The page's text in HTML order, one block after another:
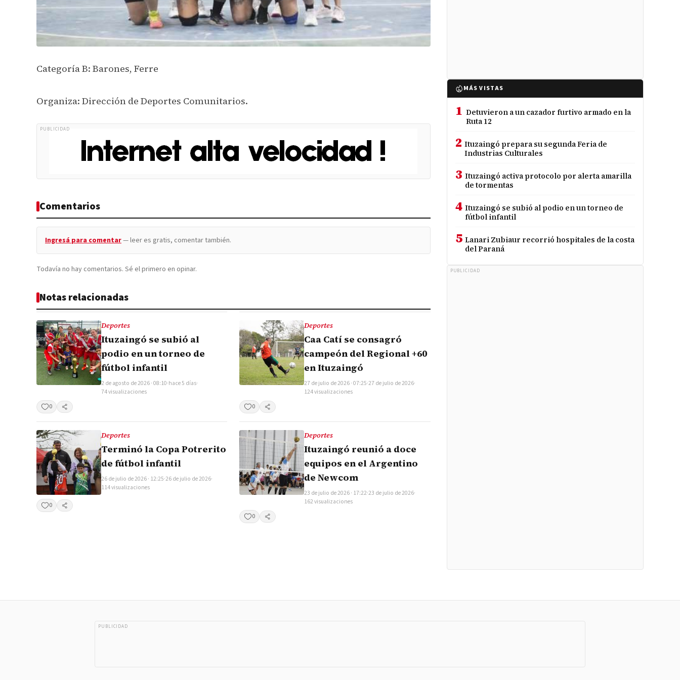
Categoría B: Barones, Ferre
Organiza: Dirección de Deportes Comunitarios.
PUBLICIDAD
Comentarios
Ingresá para comentar— leer es gratis, comentar también.
Todavía no hay comentarios. Sé el primero en opinar.
Notas relacionadas
Deportes
Ituzaingó se subió al
podio en un torneo de
fútbol infantil
2 de agosto de 2026 · 08:10·hace 5 días·
74 visualizaciones
0
Compartir
Deportes
Caa Catí se consagró
campeón del Regional +60
en Ituzaingó
27 de julio de 2026 · 07:25·27 de julio de 2026·
124 visualizaciones
0
Compartir
Deportes
Terminó la Copa Potrerito
de fútbol infantil
26 de julio de 2026 · 12:25·26 de julio de 2026·
114 visualizaciones
0 Compartir
Deportes
Ituzaingó reunió a doce
equipos en el Argentino
de Newcom
23 de julio de 2026 · 17:22·23 de julio de 2026·
162 visualizaciones
0
Compartir
MÁS VISTAS
1 Detuvieron a un cazador furtivo armado en la
Ruta 12
2 Ituzaingó prepara su segunda Feria de
Industrias Culturales
3 Ituzaingó activa protocolo por alerta amarilla
de tormentas
4 Ituzaingó se subió al podio en un torneo de
fútbol infantil
5 Lanari Zubiaur recorrió hospitales de la costa
del Paraná
PUBLICIDAD
PUBLICIDAD